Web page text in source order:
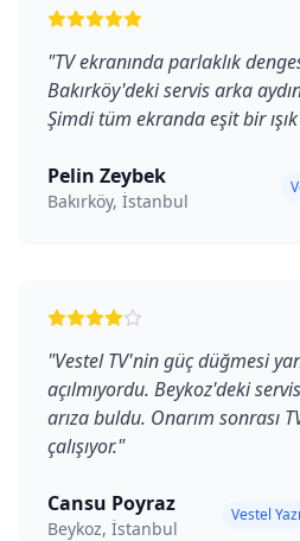
"TV ekranında parlaklık
Bakırköy'deki servis arka
Şimdi tüm ekranda eşit bir ışık
Pelin Zeybek
Bakırköy, İstanbul
"Vestel TV'nin güç düğmesi
açılmıyordu. Beykoz'deki
arıza buldu. Onarım sonrası
çalışıyor."
Cansu Poyraz
Beykoz, İstanbul
Vestel